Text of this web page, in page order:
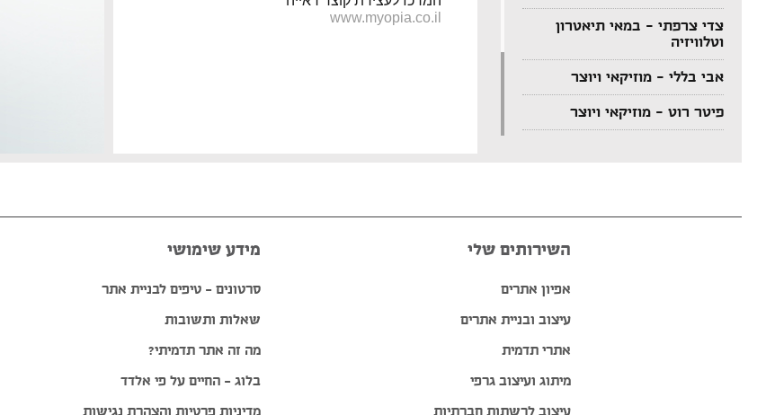
צדי צרפתי – במאי תיאטרון
וטלוויזיה
אבי בללי – מוזיקאי ויוצר
פיטר רוט – מוזיקאי ויוצר
www.myopia.co.il
השירותים שלי
אפיון אתרים
עיצוב ובניית אתרים
אתרי תדמית
מיתוג ועיצוב גרפי
עיצוב לרשתות חברתיות
מידע שימושי
סרטונים – טיפים לבניית אתר
שאלות ותשובות
מה זה אתר תדמיתי?
בלוג – החיים על פי אלדד
מדיניות פרטיות והצהרת נגישות